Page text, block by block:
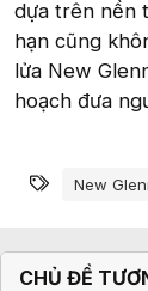
dựa trên nền
hạn cũng
lửa New
hoạch đưa
Từ khóa
New
CHỦ ĐỀ